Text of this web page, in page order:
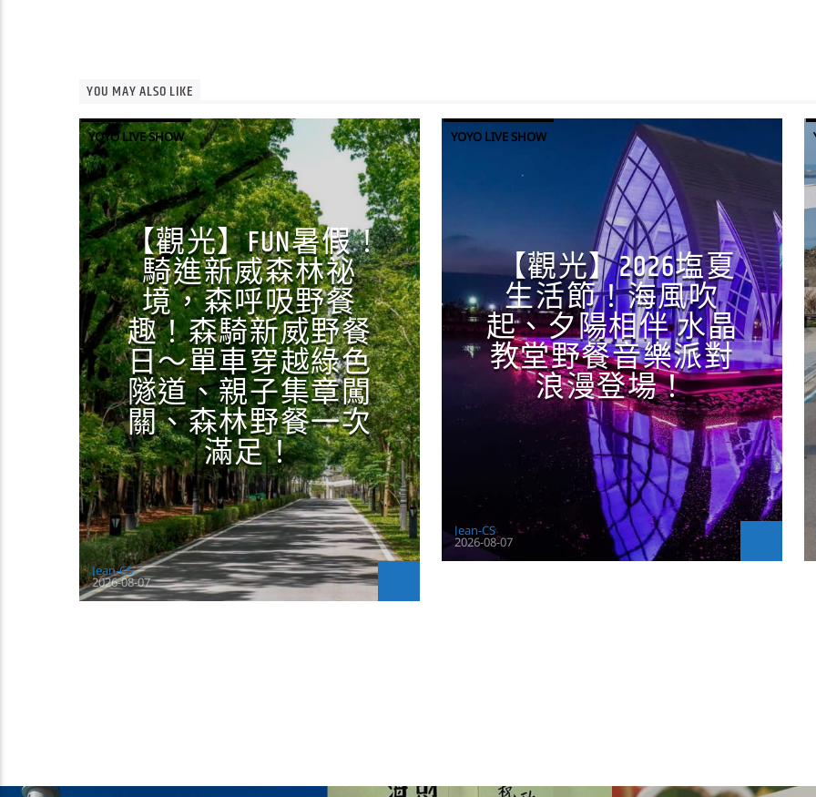
YOU MAY ALSO LIKE
YOYO LIVE SHOW
【觀光】FUN暑假！
騎進新威森林祕
境，森呼吸野餐
趣！森騎新威野餐
日～單車穿越綠色
隧道、親子集章闖
關、森林野餐一次
滿足！
Jean-CS
2026-08-07
YOYO LIVE SHOW
【觀光】2026塩夏
生活節！海風吹
起、夕陽相伴 水晶
教堂野餐音樂派對
浪漫登場！
Jean-CS
2026-08-07